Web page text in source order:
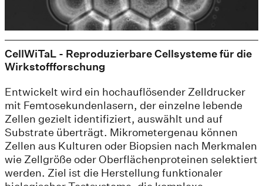
CellWiTaL - Reproduzierbare Cellsysteme für die
Wirkstoffforschung
Entwickelt wird ein hochauflösender Zelldrucker
mit Femtosekundenlasern, der einzelne lebende
Zellen gezielt identifiziert, auswählt und auf
Substrate überträgt. Mikrometergenau können
Zellen aus Kulturen oder Biopsien nach Merkmalen
wie Zellgröße oder Oberflächenproteinen selektiert
werden. Ziel ist die Herstellung funktionaler